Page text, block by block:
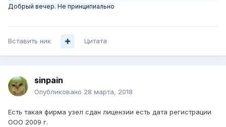
Добрый вечер. Не принципиально
Вставить ник Цитата
sinpain
Опубликовано 28 марта, 2018
Есть такая фирма узел сдан лицензии есть дата регистрации
ООО 2009 г.